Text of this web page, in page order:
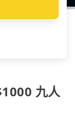
九人